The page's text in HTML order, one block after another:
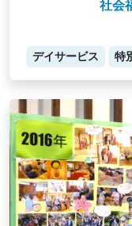
社会
デイサービス 特